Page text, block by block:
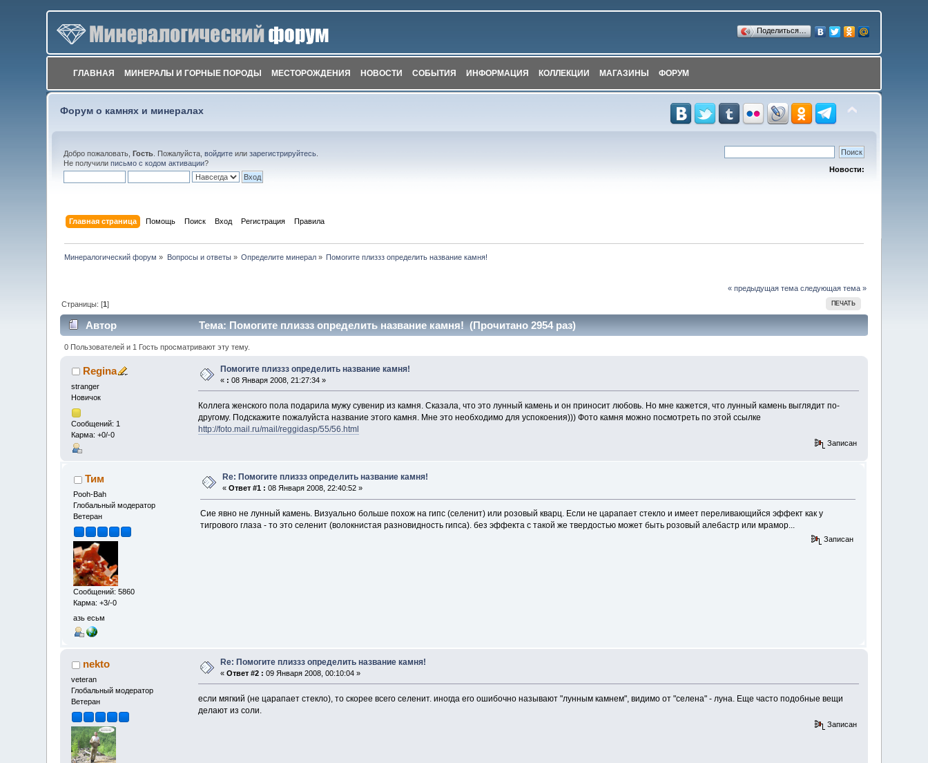
Поделиться…
ГЛАВНАЯ МИНЕРАЛЫ И ГОРНЫЕ ПОРОДЫ МЕСТОРОЖДЕНИЯ НОВОСТИ СОБЫТИЯ ИНФОРМАЦИЯ КОЛЛЕКЦИИ МАГАЗИНЫ ФОРУМ
Форум о камнях и минералах
Добро пожаловать,Гость . Пожалуйста,войдите илизарегистрируйтесь
Не получилиписьмо с кодом активации?
Новости:
Главная страница Помощь Поиск Вход Регистрация Правила
Минералогический форум » Вопросы и ответы» Определите минерал » Помогите плиззз определить название камня!
« предыдущая тема следующая тема »
ПЕЧАТЬ
Страницы: [1]
Автор Тема: Помогите плиззз определить название камня! (Прочитано 2954 раз)
0 Пользователей и 1 Гость просматривают эту тему.
Regina
stranger
Новичок
Сообщений: 1
Карма: +0/-0
Помогите плиззз определить название камня!
« : 08 Января 2008, 21:27:34 »
Коллега женского пола подарила мужу сувенир из камня. Сказала, что это лунный камень и он приносит любовь. Но мне кажется, что лунный камень выглядит по-
другому. Подскажите пожалуйста название этого камня. Мне это необходимо для успокоения))) Фото камня можно посмотреть по этой ссылке
http://foto.mail.ru/mail/reggidasp/55/56.html
Записан
Тим
Pooh-Bah
Глобальный модератор
Ветеран
Сообщений: 5860
Карма: +3/-0
азь есьм
Re: Помогите плиззз определить название камня!
«Ответ #1 : 08 Января 2008, 22:40:52 »
Cие явно не лунный камень. Визуально больше похож на гипс (селенит) или розовый кварц. Если не царапает стекло и имеет переливающийся эффект как у
тигрового глаза - то это селенит (волокнистая разновидность гипса). без эффекта с такой же твердостью может быть розовый алебастр или мрамор...
Записан
nekto
veteran
Глобальный модератор
Ветеран
Re: Помогите плиззз определить название камня!
«Ответ #2 : 09 Января 2008, 00:10:04 »
если мягкий (не царапает стекло), то скорее всего селенит. иногда его ошибочно называют "лунным камнем", видимо от "селена" - луна. Еще часто подобные вещи
делают из соли.
Записан